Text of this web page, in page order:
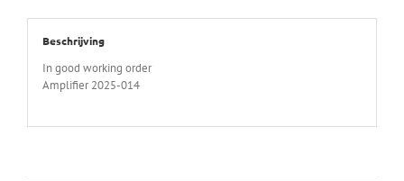
Beschrijving
In good working order
Amplifier 2025-014